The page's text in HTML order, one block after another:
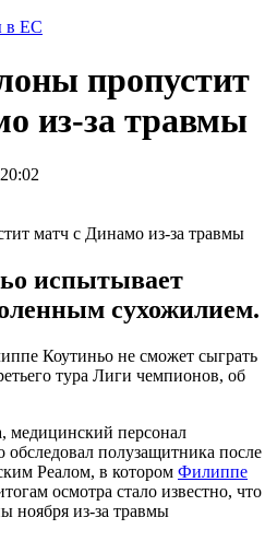
в ЕС
пропустит
из-за травмы
испытывает
сухожилием.
Коутиньо не сможет сыграть
тура Лиги чемпионов, об
медицинский персонал
обследовал полузащитника после
Реалом, в котором Филиппе
осмотра стало известно, что
ноября из-за травмы